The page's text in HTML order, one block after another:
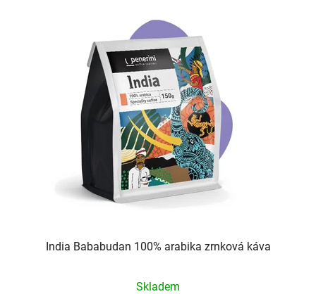
India Bababudan 100% arabika zrnková káva
Skladem